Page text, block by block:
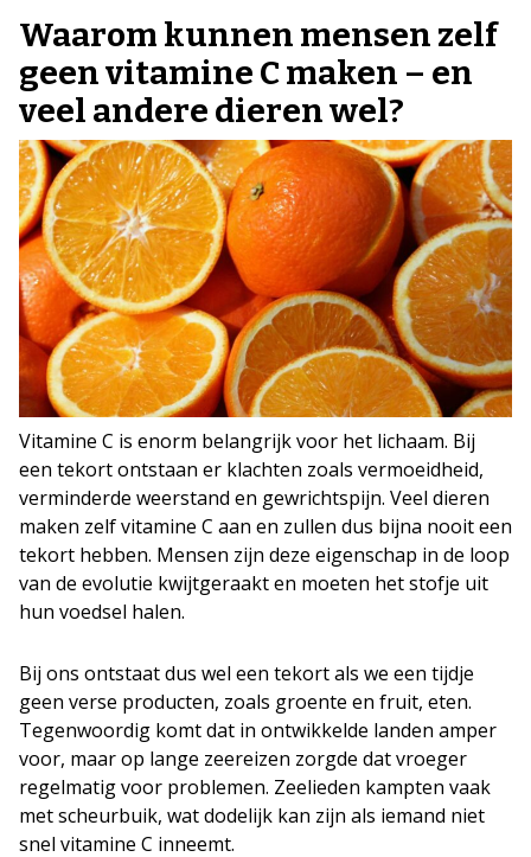
Waarom kunnen mensen zelf
geen vitamine C maken – en
veel andere dieren wel?
Vitamine C is enorm belangrijk voor het lichaam. Bij
een tekort ontstaan er klachten zoals vermoeidheid,
verminderde weerstand en gewrichtspijn. Veel dieren
maken zelf vitamine C aan en zullen dus bijna nooit een
tekort hebben. Mensen zijn deze eigenschap in de loop
van de evolutie kwijtgeraakt en moeten het stofje uit
hun voedsel halen.
Bij ons ontstaat dus wel een tekort als we een tijdje
geen verse producten, zoals groente en fruit, eten.
Tegenwoordig komt dat in ontwikkelde landen amper
voor, maar op lange zeereizen zorgde dat vroeger
regelmatig voor problemen. Zeelieden kampten vaak
met scheurbuik, wat dodelijk kan zijn als iemand niet
snel vitamine C inneemt.